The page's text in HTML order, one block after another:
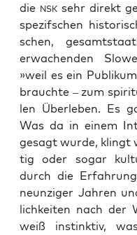
die NSK sehr direkt
spe­zif­schen
schen,
erwa­chen­den
»weil es ein
brauch­te – zum
len Über­le­ben. Es
Was da in einem
gesagt wur­de, klingt
tig oder sogar
durch die
neun­zi­ger Jah­ren
lich­kei­ten nach der
weiß instink­tiv,